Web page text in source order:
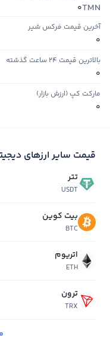
TMN
0
آخرین قیمت فرکس شیر
0
بالاترین قیمت ۲۴ ساعت گذشته
0
مارکت کپ (ارزش بازار)
0
قیمت سایر ارزهای
تتر
USDT
بیت کوین
BTC
اتریوم
ETH
ترون
TRX